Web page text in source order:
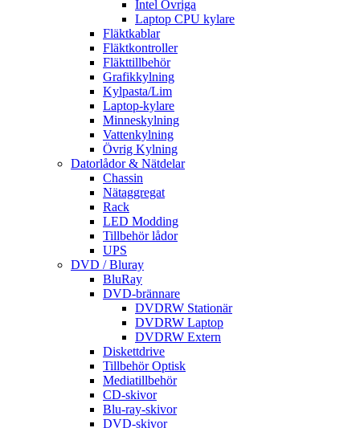
Intel Övriga
Laptop CPU kylare
Fläktkablar
Fläktkontroller
Fläkttillbehör
Grafikkylning
Kylpasta/Lim
Laptop-kylare
Minneskylning
Vattenkylning
Övrig Kylning
Datorlådor & Nätdelar
Chassin
Nätaggregat
Rack
LED Modding
Tillbehör lådor
UPS
DVD / Bluray
BluRay
DVD-brännare
DVDRW Stationär
DVDRW Laptop
DVDRW Extern
Diskettdrive
Tillbehör Optisk
Mediatillbehör
CD-skivor
Blu-ray-skivor
DVD-skivor